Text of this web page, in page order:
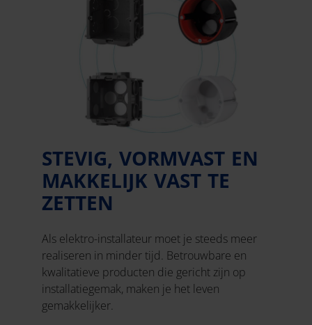
STEVIG, VORMVAST EN
MAKKELIJK VAST TE
ZETTEN
Als elektro-installateur moet je steeds meer
realiseren in minder tijd. Betrouwbare en
kwalitatieve producten die gericht zijn op
installatiegemak, maken je het leven
gemakkelijker.